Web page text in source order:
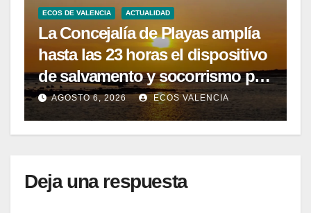
ECOS DE VALENCIA ACTUALIDAD
La Concejalía de Playas amplía
hasta las 23 horas el dispositivo
de salvamento y socorrismo por
el eclipse solar del 12 de agosto
AGOSTO 6, 2026 ECOS VALENCIA
Deja una respuesta